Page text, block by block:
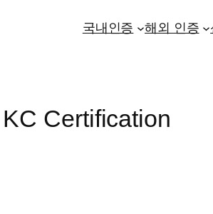
국내인증 해외 인증
KC Certification